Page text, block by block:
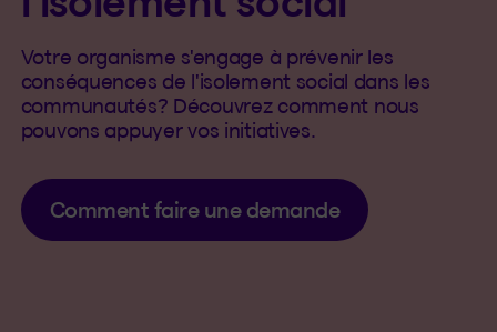
Votre organisme s'engage à prévenir les
conséquences de l'isolement social dans les
communautés? Découvrez comment nous
pouvons appuyer vos initiatives.
Comment faire une demande